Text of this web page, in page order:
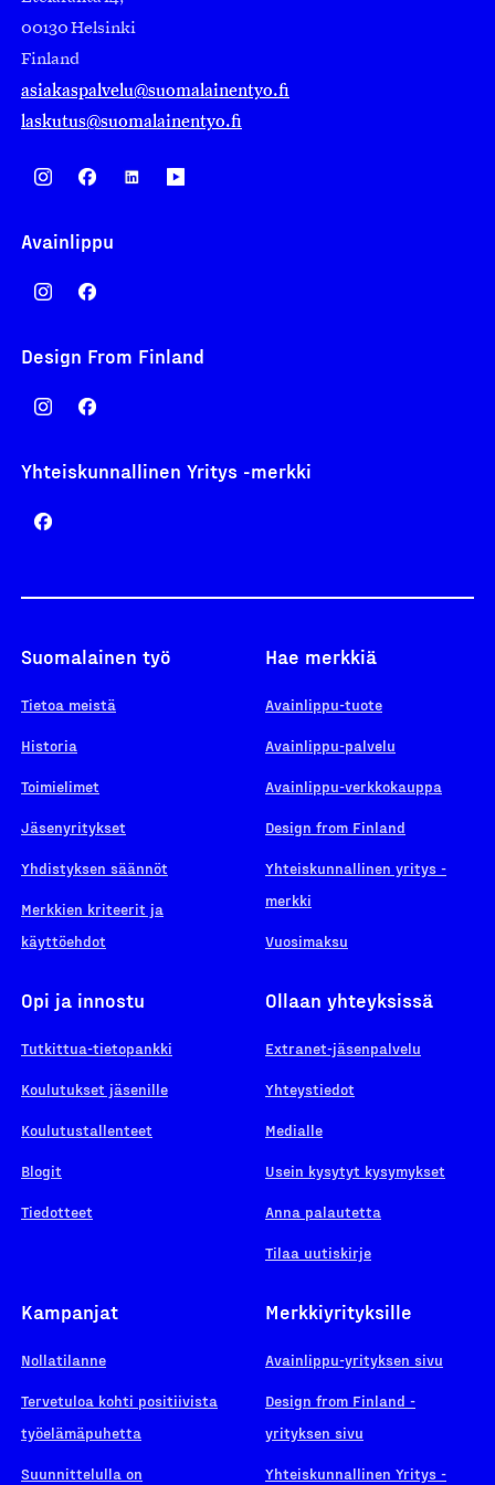
00130 Helsinki
Finland
asiakaspalvelu@suomalainentyo.fi
laskutus@suomalainentyo.fi
Avainlippu
Design From Finland
Yhteiskunnallinen Yritys -merkki
Suomalainen työ
Tietoa meistä
Historia
Toimielimet
Jäsenyritykset
Yhdistyksen säännöt
Merkkien kriteerit ja
käyttöehdot
Hae merkkiä
Avainlippu-tuote
Avainlippu-palvelu
Avainlippu-verkkokauppa
Design from Finland
Yhteiskunnallinen yritys -
merkki
Vuosimaksu
Opi ja innostu
Tutkittua-tietopankki
Koulutukset jäsenille
Koulutustallenteet
Blogit
Tiedotteet
Ollaan yhteyksissä
Extranet-jäsenpalvelu
Yhteystiedot
Medialle
Usein kysytyt kysymykset
Anna palautetta
Tilaa uutiskirje
Kampanjat
Nollatilanne
Tervetuloa kohti positiivista
työelämäpuhetta
Suunnittelulla on
Merkkiyrityksille
Avainlippu-yrityksen sivu
Design from Finland -
yrityksen sivu
Yhteiskunnallinen Yritys -